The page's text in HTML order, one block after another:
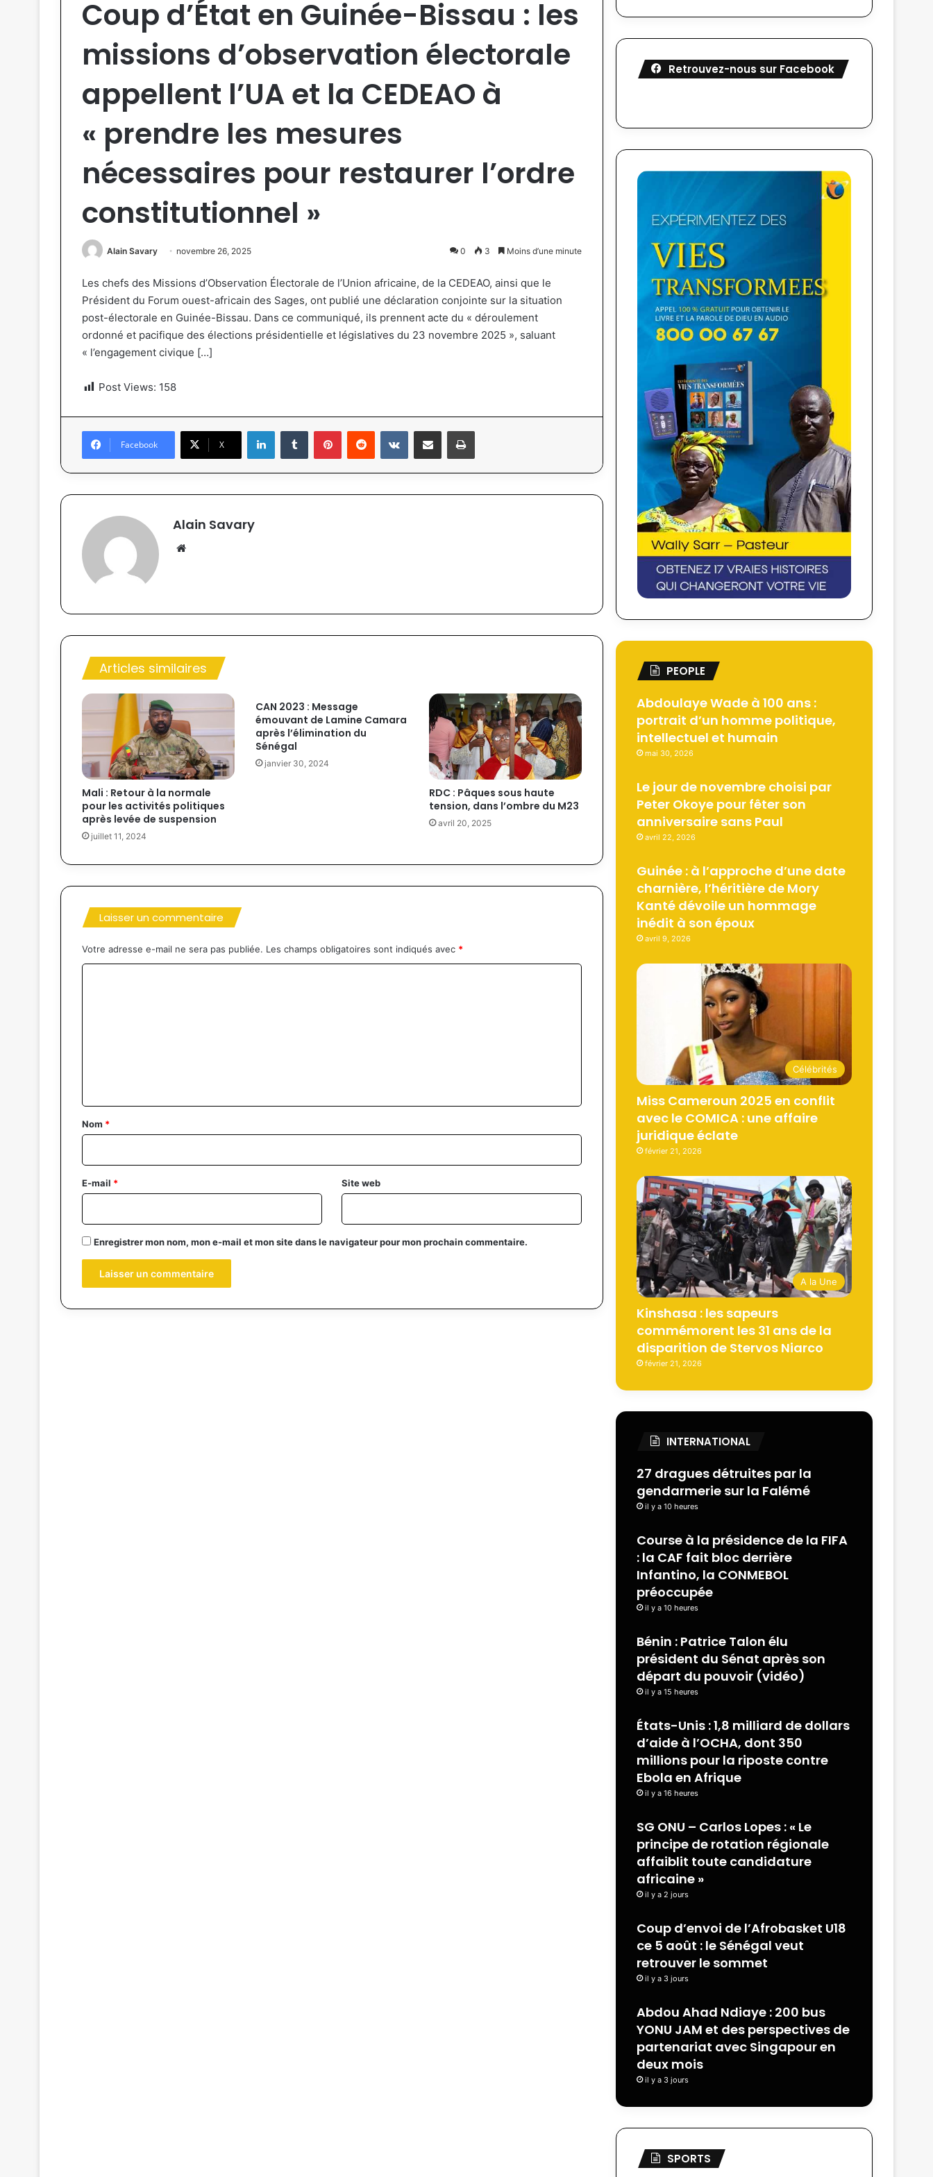
Coup d’État en Guinée-Bissau : les
missions d’observation électorale
appellent l’UA et la CEDEAO à
« prendre les mesures
nécessaires pour restaurer l’ordre
constitutionnel »
Alain Savary novembre 26, 2025 0 3 Moins d’une minute
Les chefs des Missions d’Observation Électorale de l’Union africaine, de la CEDEAO, ainsi que le
Président du Forum ouest-africain des Sages, ont publié une déclaration conjointe sur la situation
post-électorale en Guinée-Bissau. Dans ce communiqué, ils prennent acte du « déroulement
ordonné et pacifique des élections présidentielle et législatives du 23 novembre 2025 », saluant
« l’engagement civique […]
Post Views: 158
Facebook X
Alain Savary
Articles similaires
Mali : Retour à la normale
pour les activités politiques
après levée de suspension
juillet 11, 2024
CAN 2023 : Message
émouvant de Lamine Camara
après l’élimination du
Sénégal
janvier 30, 2024
RDC : Pâques sous haute
tension, dans l’ombre du M23
avril 20, 2025
Laisser un commentaire
Votre adresse e-mail ne sera pas publiée. Les champs obligatoires sont indiqués avec *
a
i
r
e
Nom *
E-mail * Site web
Enregistrer mon nom, mon e-mail et mon site dans le navigateur pour mon prochain commentaire.
Retrouvez-nous sur Facebook
PEOPLE
Abdoulaye Wade à 100 ans :
portrait d’un homme politique,
intellectuel et humain
mai 30, 2026
Le jour de novembre choisi par
Peter Okoye pour fêter son
anniversaire sans Paul
avril 22, 2026
Guinée : à l’approche d’une date
charnière, l’héritière de Mory
Kanté dévoile un hommage
inédit à son époux
avril 9, 2026
Célébrités
Miss Cameroun 2025 en conflit
avec le COMICA : une affaire
juridique éclate
février 21, 2026
A la Une
Kinshasa : les sapeurs
commémorent les 31 ans de la
disparition de Stervos Niarco
février 21, 2026
INTERNATIONAL
27 dragues détruites par la
gendarmerie sur la Falémé
il y a 10 heures
Course à la présidence de la FIFA
: la CAF fait bloc derrière
Infantino, la CONMEBOL
préoccupée
il y a 10 heures
Bénin : Patrice Talon élu
président du Sénat après son
départ du pouvoir (vidéo)
il y a 15 heures
États-Unis : 1,8 milliard de dollars
d’aide à l’OCHA, dont 350
millions pour la riposte contre
Ebola en Afrique
il y a 16 heures
SG ONU – Carlos Lopes : « Le
principe de rotation régionale
affaiblit toute candidature
africaine »
il y a 2 jours
Coup d’envoi de l’Afrobasket U18
ce 5 août : le Sénégal veut
retrouver le sommet
il y a 3 jours
Abdou Ahad Ndiaye : 200 bus
YONU JAM et des perspectives de
partenariat avec Singapour en
deux mois
il y a 3 jours
SPORTS